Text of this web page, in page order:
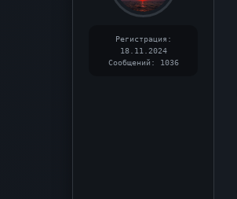
Регистрация:
18.11.2024
Сообщений: 1036